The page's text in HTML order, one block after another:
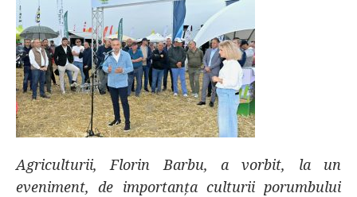
Agriculturii, Florin Barbu, a vorbit, la un
eveniment, de importanța culturii porumbului